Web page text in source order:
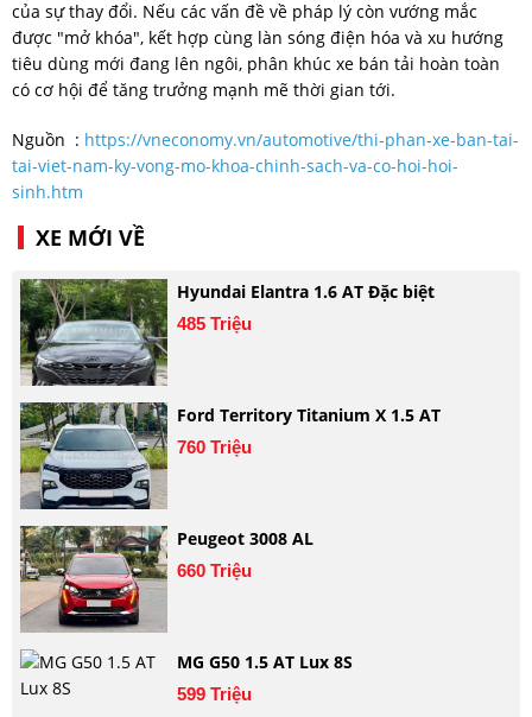
của sự thay đổi. Nếu các vấn đề về pháp lý còn vướng mắc
được "mở khóa", kết hợp cùng làn sóng điện hóa và xu hướng
tiêu dùng mới đang lên ngôi, phân khúc xe bán tải hoàn toàn
có cơ hội để tăng trưởng mạnh mẽ thời gian tới.
Nguồn : https://vneconomy.vn/automotive/thi-phan-xe-ban-tai-
tai-viet-nam-ky-vong-mo-khoa-chinh-sach-va-co-hoi-hoi-
sinh.htm
XE MỚI VỀ
Hyundai Elantra 1.6 AT Đặc biệt
485 Triệu
Ford Territory Titanium X 1.5 AT
760 Triệu
Peugeot 3008 AL
660 Triệu
MG G50 1.5 AT Lux 8S
599 Triệu